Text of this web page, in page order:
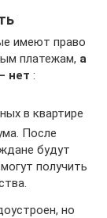
имеют право
платежам, а
нет :
в квартире
После
будут
получить
но